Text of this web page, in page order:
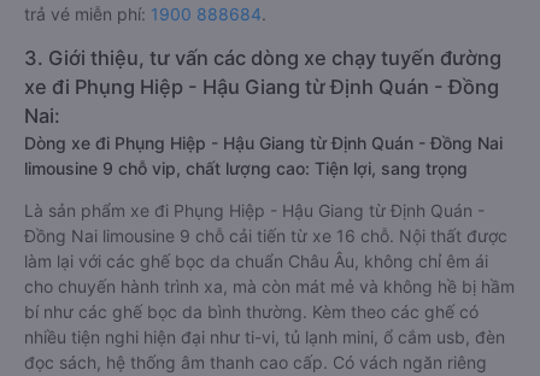
trả vé miễn phí: 1900 888684.
3. Giới thiệu, tư vấn các dòng xe chạy tuyến đường
xe đi Phụng Hiệp - Hậu Giang từ Định Quán - Đồng
Nai:
Dòng xe đi Phụng Hiệp - Hậu Giang từ Định Quán - Đồng Nai
limousine 9 chỗ vip, chất lượng cao: Tiện lợi, sang trọng
Là sản phẩm xe đi Phụng Hiệp - Hậu Giang từ Định Quán -
Đồng Nai limousine 9 chỗ cải tiến từ xe 16 chỗ. Nội thất được
làm lại với các ghế bọc da chuẩn Châu Âu, không chỉ êm ái
cho chuyến hành trình xa, mà còn mát mẻ và không hề bị hầm
bí như các ghế bọc da bình thường. Kèm theo các ghế có
nhiều tiện nghi hiện đại như ti-vi, tủ lạnh mini, ổ cắm usb, đèn
đọc sách, hệ thống âm thanh cao cấp. Có vách ngăn riêng